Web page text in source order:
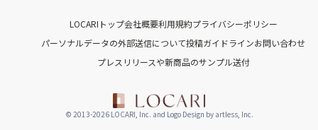
LOCARIトップ会社概要利用規約プライバシーポリシー
パーソナルデータの外部送信について投稿ガイドラインお問い合わせ
プレスリリースや新商品のサンプル送付
© 2013-2026 LOCARI, Inc. and Logo Design by artless, Inc.